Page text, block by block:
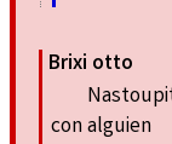
Brixi otto
con alguien